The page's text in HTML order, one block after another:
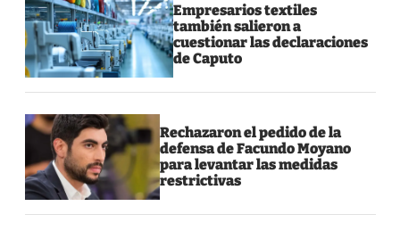
Empresarios textiles
también salieron a
cuestionar las declaraciones
de Caputo
Rechazaron el pedido de la
defensa de Facundo Moyano
para levantar las medidas
restrictivas